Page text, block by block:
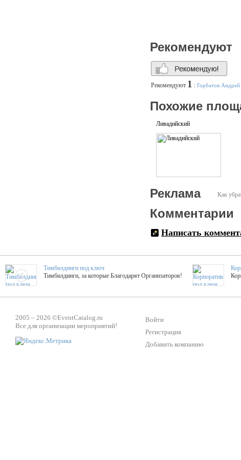
Рекомендуют
Рекомендуют 1 : Горбатов Андрей
Похожие
Ливадийский
Как
Реклама
Комментарии
Написать
Тимбилдинги под ключ
Тимбилдинги, за которые Благодарят Организаторов!
ТОПовые мастер-классы на мероприятие! Гибкие цены!
ShowTex - Декор и Ди
ТОП 25
Каждый
2005 – 2026 ©EventCatalog.ru
Все для организации мероприятий!
Войти
Регистрация
Добавить компанию